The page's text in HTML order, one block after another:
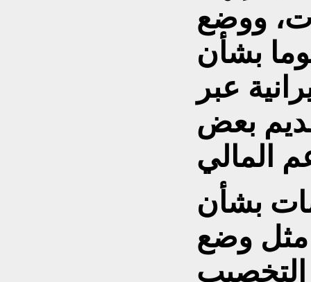
ووضع
زمني مدته 30 يوما بشأن
عبر
بعض
بشأن
مثل وضع
التخصيب